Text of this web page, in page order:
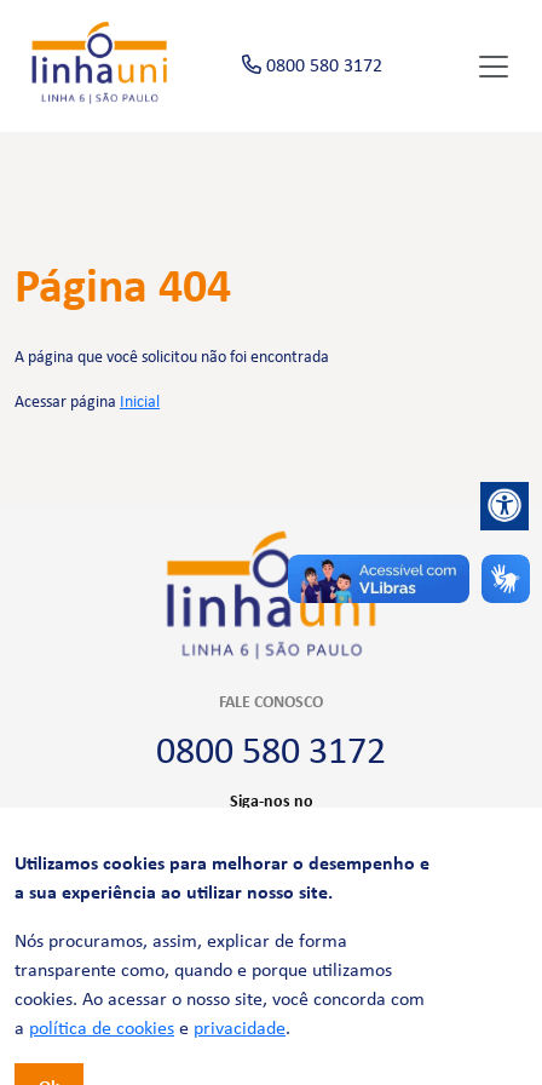
0800 580 3172
Página 404
A página que você solicitou não foi encontrada
Acessar página Inicial
FALE CONOSCO
0800 580 3172
Siga-nos no
CERTIFICAÇÕES
Utilizamos cookies para melhorar o desempenho e
a sua experiência ao utilizar nosso site.
Nós procuramos, assim, explicar de forma
transparente como, quando e porque utilizamos
cookies. Ao acessar o nosso site, você concorda com
a política de cookies e privacidade.